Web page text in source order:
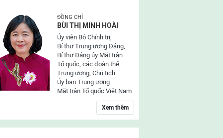
ĐỒNG CHÍ
BÙI THỊ MINH HOÀI
Ủy viên Bộ Chính trị,
Bí thư Trung ương Đảng,
Bí thư Đảng ủy Mặt trận
Tổ quốc, các đoàn thể
Trung ương, Chủ tịch
Ủy ban Trung ương
Mặt trận Tổ quốc Việt Nam
Xem thêm